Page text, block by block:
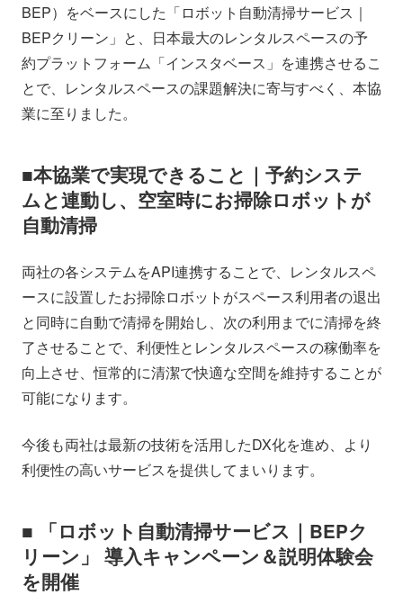
BEP）をベースにした「ロボット自動清掃サービス｜
BEPクリーン」と、日本最大のレンタルスペースの予
約プラットフォーム「インスタベース」を連携させるこ
とで、レンタルスペースの課題解決に寄与すべく、本協
業に至りました。
■本協業で実現できること｜予約システ
ムと連動し、空室時にお掃除ロボットが
自動清掃
両社の各システムをAPI連携することで、レンタルスペ
ースに設置したお掃除ロボットがスペース利用者の退出
と同時に自動で清掃を開始し、次の利用までに清掃を終
了させることで、利便性とレンタルスペースの稼働率を
向上させ、恒常的に清潔で快適な空間を維持することが
可能になります。
今後も両社は最新の技術を活用したDX化を進め、より
利便性の高いサービスを提供してまいります。
■ 「ロボット自動清掃サービス｜BEPク
リーン」 導入キャンペーン＆説明体験会
を開催